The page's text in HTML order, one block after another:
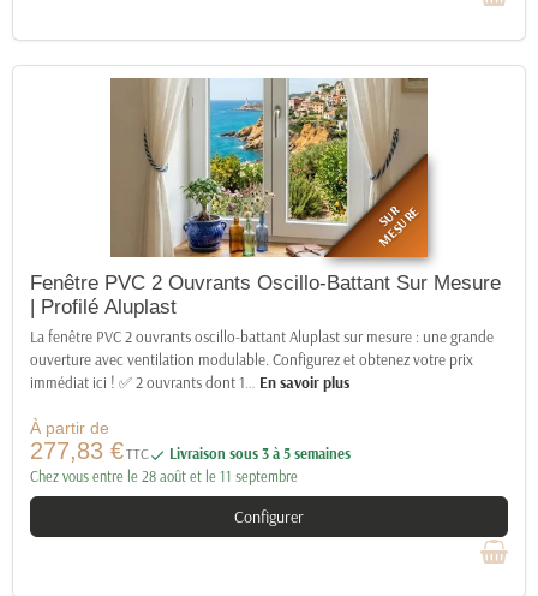
SUR
MESURE
Fenêtre PVC 2 Ouvrants Oscillo-Battant Sur Mesure
| Profilé Aluplast
La fenêtre PVC 2 ouvrants oscillo-battant Aluplast sur mesure : une grande
ouverture avec ventilation modulable. Configurez et obtenez votre prix
immédiat ici ! ✅ 2 ouvrants dont 1… En savoir plus
À partir de
277,83 €TTC Livraison sous 3 à 5 semaines
Chez vous entre le 28 août et le 11 septembre
Configurer